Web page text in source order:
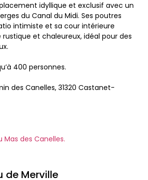
idyllique et exclusif avec un
du Canal du Midi. Ses poutres
intimiste et sa cour intérieure
et chaleureux, idéal pour des
400 personnes.
des Canelles, 31320 Castanet-
des Canelles.
de Merville